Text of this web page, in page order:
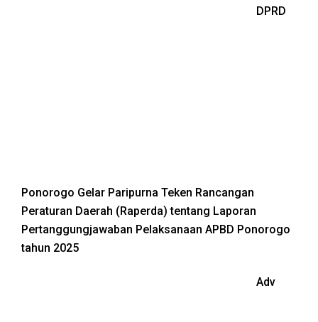
DPRD
Ponorogo Gelar Paripurna Teken Rancangan
Peraturan Daerah (Raperda) tentang Laporan
Pertanggungjawaban Pelaksanaan APBD Ponorogo
tahun 2025
Adv